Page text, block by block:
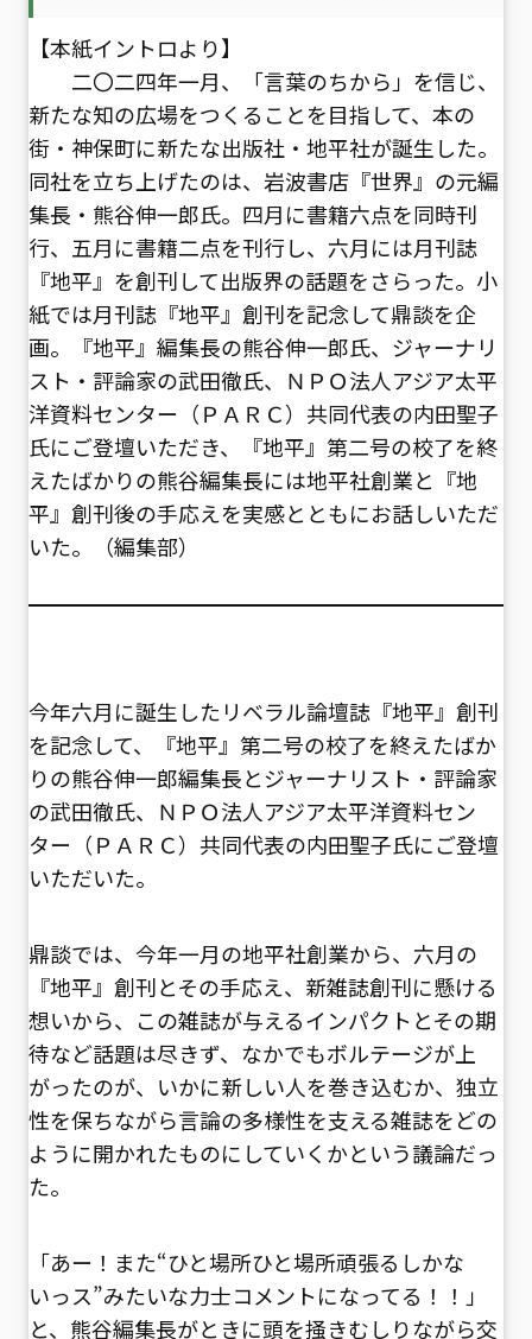
【本紙イントロより】
二〇二四年一月、「言葉のちから」を信じ、
新たな知の広場をつくることを目指して、本の
街・神保町に新たな出版社・地平社が誕生した。
同社を立ち上げたのは、岩波書店『世界』の元編
集長・熊谷伸一郎氏。四月に書籍六点を同時刊
行、五月に書籍二点を刊行し、六月には月刊誌
『地平』を創刊して出版界の話題をさらった。小
紙では月刊誌『地平』創刊を記念して鼎談を企
画。『地平』編集長の熊谷伸一郎氏、ジャーナリ
スト・評論家の武田徹氏、ＮＰＯ法人アジア太平
洋資料センター（ＰＡＲＣ）共同代表の内田聖子
氏にご登壇いただき、『地平』第二号の校了を終
えたばかりの熊谷編集長には地平社創業と『地
平』創刊後の手応えを実感とともにお話しいただ
いた。（編集部）
今年六月に誕生したリベラル論壇誌『地平』創刊
を記念して、『地平』第二号の校了を終えたばか
りの熊谷伸一郎編集長とジャーナリスト・評論家
の武田徹氏、ＮＰＯ法人アジア太平洋資料セン
ター（ＰＡＲＣ）共同代表の内田聖子氏にご登壇
いただいた。
鼎談では、今年一月の地平社創業から、六月の
『地平』創刊とその手応え、新雑誌創刊に懸ける
想いから、この雑誌が与えるインパクトとその期
待など話題は尽きず、なかでもボルテージが上
がったのが、いかに新しい人を巻き込むか、独立
性を保ちながら言論の多様性を支える雑誌をどの
ように開かれたものにしていくかという議論だっ
た。
「あー！また“ひと場所ひと場所頑張るしかな
いっス”みたいな力士コメントになってる！！」
と、熊谷編集長がときに頭を掻きむしりながら交